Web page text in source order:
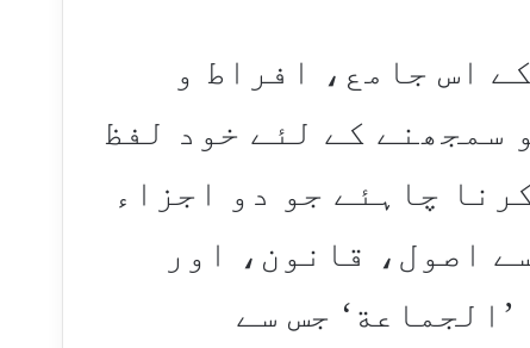
اس جامع، افراط و
سمجھنے کے لئے خود لفظ
چاہئے جو دو اجزاء
اصول، قانون، اور
جس سے